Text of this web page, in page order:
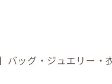
バッグ・ジュエリー